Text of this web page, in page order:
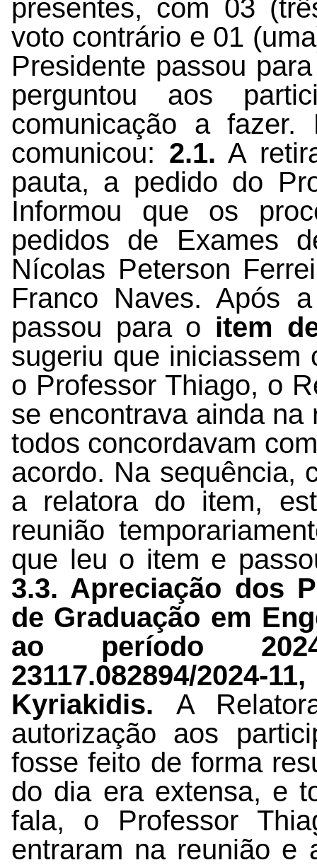
presentes, com 03
voto contrário e 01
Presidente passou
perguntou aos
comunicação a fazer.
comunicou: 2.1. A
pauta, a pedido do
Informou que os
pedidos de Exames
Nícolas Peterson
Franco Naves. Após
passou para o item
sugeriu que
o Professor Thiago, o
se encontrava ainda na
todos concordavam
acordo. Na sequência,
a relatora do item,
reunião
que leu o item e
3.3. Apreciação dos
de Graduação em
ao período
23117.082894/2024-11,
Kyriakidis. A
autorização aos
fosse feito de forma
do dia era extensa, e
fala, o Professor
entraram na reunião e